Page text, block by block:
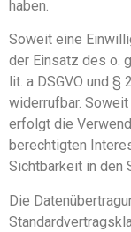
haben.
Soweit eine
der Einsatz des o.
lit. a DSGVO und §
widerrufbar.
erfolgt die
berechtigten
Sichtbarkeit in den
Die